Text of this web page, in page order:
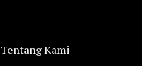
Tentang Kami